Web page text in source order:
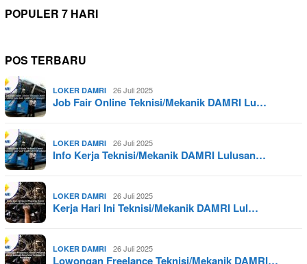
POPULER 7 HARI
POS TERBARU
LOKER DAMRI 26 Juli 2025
Job Fair Online Teknisi/Mekanik DAMRI Lu…
LOKER DAMRI 26 Juli 2025
Info Kerja Teknisi/Mekanik DAMRI Lulusan…
LOKER DAMRI 26 Juli 2025
Kerja Hari Ini Teknisi/Mekanik DAMRI Lul…
LOKER DAMRI 26 Juli 2025
Lowongan Freelance Teknisi/Mekanik DAMRI…